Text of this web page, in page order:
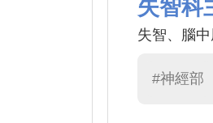
失智科
失智、腦
#神經部